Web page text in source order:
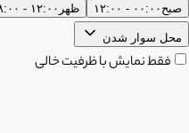
صبح ۰۰:۰۰ - ۱۲:۰۰ ظهر ۱۲:۰۰ - ۱۸:۰۰
محل سوار شدن
فقط نمایش با ظرفیت خالی